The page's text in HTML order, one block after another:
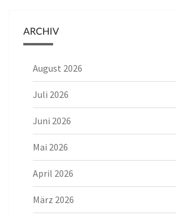
ARCHIV
August 2026
Juli 2026
Juni 2026
Mai 2026
April 2026
März 2026